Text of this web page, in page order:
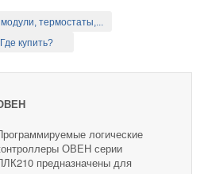
термостаты,...
Где купить?
логические
ОВЕН серии
предназначены для